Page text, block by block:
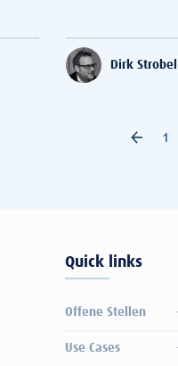
Dirk Strobel
1
Quick links
Offene Stellen
Use Cases